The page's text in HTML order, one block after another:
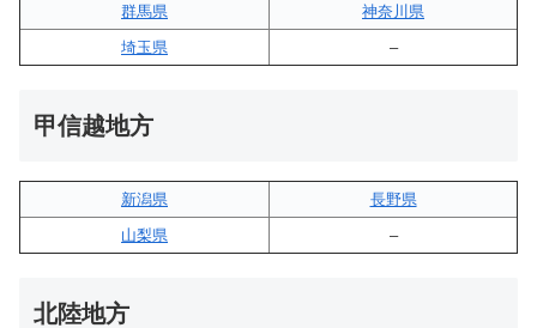
群馬県
神奈川県
埼玉県
–
甲信越地方
新潟県
長野県
山梨県
–
北陸地方